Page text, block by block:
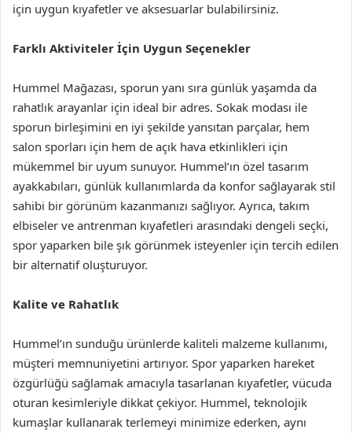
için uygun kıyafetler ve aksesuarlar bulabilirsiniz.
Farklı Aktiviteler İçin Uygun Seçenekler
Hummel Mağazası, sporun yanı sıra günlük yaşamda da
rahatlık arayanlar için ideal bir adres. Sokak modası ile
sporun birleşimini en iyi şekilde yansıtan parçalar, hem
salon sporları için hem de açık hava etkinlikleri için
mükemmel bir uyum sunuyor. Hummel’ın özel tasarım
ayakkabıları, günlük kullanımlarda da konfor sağlayarak stil
sahibi bir görünüm kazanmanızı sağlıyor. Ayrıca, takım
elbiseler ve antrenman kıyafetleri arasındaki dengeli seçki,
spor yaparken bile şık görünmek isteyenler için tercih edilen
bir alternatif oluşturuyor.
Kalite ve Rahatlık
Hummel’ın sunduğu ürünlerde kaliteli malzeme kullanımı,
müşteri memnuniyetini artırıyor. Spor yaparken hareket
özgürlüğü sağlamak amacıyla tasarlanan kıyafetler, vücuda
oturan kesimleriyle dikkat çekiyor. Hummel, teknolojik
kumaşlar kullanarak terlemeyi minimize ederken, aynı